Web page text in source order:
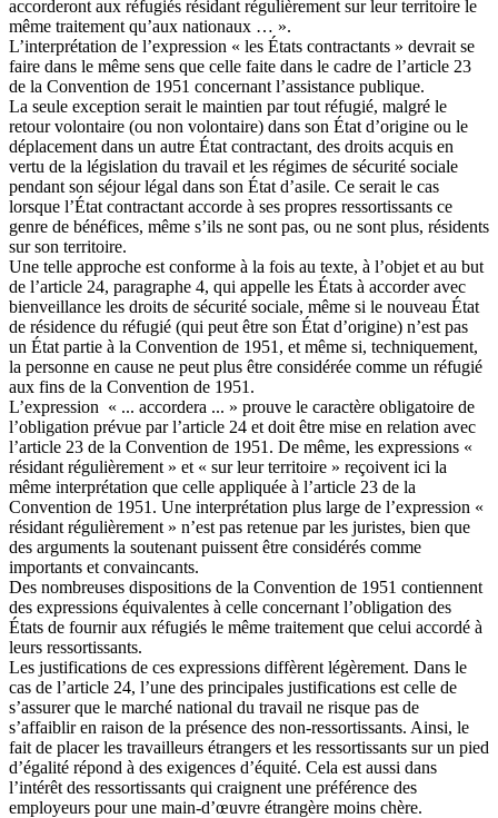
accorderont aux réfugiés résidant régulièrement sur leur territoire le
même traitement qu’aux nationaux … ».
L’interprétation de l’expression « les États contractants » devrait se
faire dans le même sens que celle faite dans le cadre de l’article 23
de la Convention de 1951 concernant l’assistance publique.
La seule exception serait le maintien par tout réfugié, malgré le
retour volontaire (ou non volontaire) dans son État d’origine ou le
déplacement dans un autre État contractant, des droits acquis en
vertu de la législation du travail et les régimes de sécurité sociale
pendant son séjour légal dans son État d’asile. Ce serait le cas
lorsque l’État contractant accorde à ses propres ressortissants ce
genre de bénéfices, même s’ils ne sont pas, ou ne sont plus, résidents
sur son territoire.
Une telle approche est conforme à la fois au texte, à l’objet et au but
de l’article 24, paragraphe 4, qui appelle les États à accorder avec
bienveillance les droits de sécurité sociale, même si le nouveau État
de résidence du réfugié (qui peut être son État d’origine) n’est pas
un État partie à la Convention de 1951, et même si, techniquement,
la personne en cause ne peut plus être considérée comme un réfugié
aux fins de la Convention de 1951.
L’expression « ... accordera ... » prouve le caractère obligatoire de
l’obligation prévue par l’article 24 et doit être mise en relation avec
l’article 23 de la Convention de 1951. De même, les expressions «
résidant régulièrement » et « sur leur territoire » reçoivent ici la
même interprétation que celle appliquée à l’article 23 de la
Convention de 1951. Une interprétation plus large de l’expression «
résidant régulièrement » n’est pas retenue par les juristes, bien que
des arguments la soutenant puissent être considérés comme
importants et convaincants.
Des nombreuses dispositions de la Convention de 1951 contiennent
des expressions équivalentes à celle concernant l’obligation des
États de fournir aux réfugiés le même traitement que celui accordé à
leurs ressortissants.
Les justifications de ces expressions diffèrent légèrement. Dans le
cas de l’article 24, l’une des principales justifications est celle de
s’assurer que le marché national du travail ne risque pas de
s’affaiblir en raison de la présence des non-ressortissants. Ainsi, le
fait de placer les travailleurs étrangers et les ressortissants sur un pied
d’égalité répond à des exigences d’équité. Cela est aussi dans
l’intérêt des ressortissants qui craignent une préférence des
employeurs pour une main-d’œuvre étrangère moins chère.